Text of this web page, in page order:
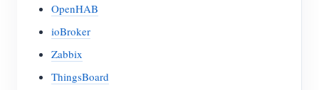
OpenHAB
ioBroker
Zabbix
ThingsBoard